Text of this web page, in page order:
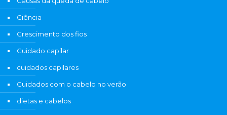
Ciência
Crescimento dos fios
Cuidado capilar
cuidados capilares
Cuidados com o cabelo no verão
dietas e cabelos